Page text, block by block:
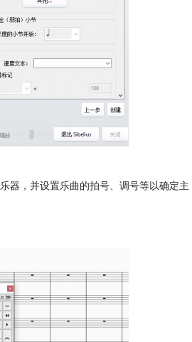
器，并设置乐曲的拍号、调号等以确定主